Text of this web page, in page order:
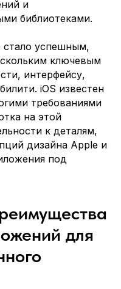
и
библиотеками.
стало успешным,
ключевым
интерфейсу,
iOS известен
требованиями
на этой
к деталям,
дизайна Apple и
под
для